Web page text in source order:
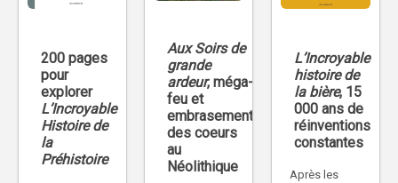
200 pages
pour
explorer
L’Incroyable
Histoire de
la
Préhistoire
Aux Soirs de
grande
ardeur, méga-
feu et
embrasement
des coeurs
au
Néolithique
L’Incroyable
histoire de
la bière, 15
000 ans de
réinventions
constantes
Après les